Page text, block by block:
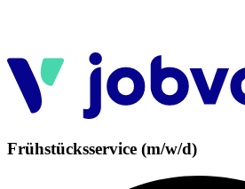
Frühstücksservice (m/w/d)